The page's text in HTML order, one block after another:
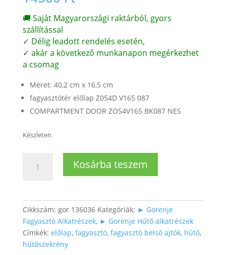
🚚 Saját Magyarországi raktárból, gyors
szállítással
✓ Délig leadott rendelés esetén,
✓ akár a következő munkanapon megérkezhet
a csomag
Méret: 40,2 cm x 16,5 cm
fagyasztótér előlap Z054D V165 087
COMPARTMENT DOOR ZO54V165 BK087 NES
Készleten
lehajtható
Kosárba teszem
Cikkszám: gor 136036 Kategóriák: ► Gorenje
Fagyasztó Alkatrészek, ► Gorenje Hűtő alkatrészek
Címkék: előlap, fagyasztó, fagyasztó belső ajtók, hűtő,
hűtőszekrény